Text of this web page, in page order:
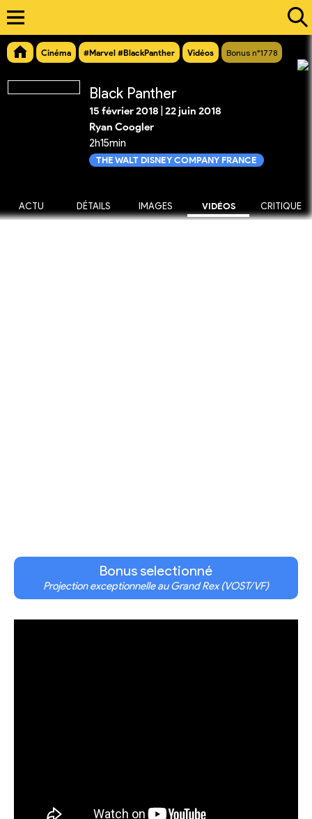
Cinéma #Marvel #BlackPanther Vidéos Bonus n°1778
Black Panther
15 février 2018 22 juin 2018
Ryan Coogler
2h15min
THE WALT DISNEY COMPANY FRANCE
ACTU DÉTAILS IMAGES VIDÉOS CRITIQUE
Bonus selectionné
Projection exceptionnelle au Grand Rex (VOST/VF)